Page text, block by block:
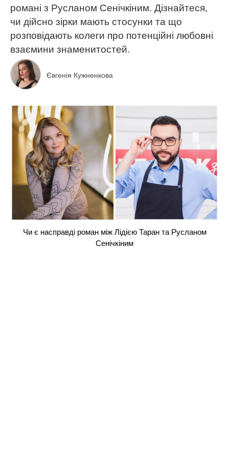
романі з Русланом Сенічкіним. Дізнайтеся,
чи дійсно зірки мають стосунки та що
розповідають колеги про потенційні любовні
взаємини знаменитостей.
Євгенія Кужненкова
Чи є насправді роман між Лідією Таран та Русланом
Сенічкіним